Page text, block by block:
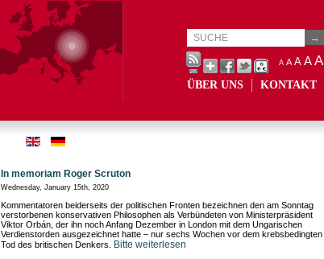
A A A AA
ÜBER UNS KONTAKT
In memoriam Roger Scruton
Wednesday, January 15th, 2020
Kommentatoren beiderseits der politischen Fronten bezeichnen den am Sonntag
verstorbenen konservativen Philosophen als Verbündeten von Ministerpräsident
Viktor Orbán, der ihn noch Anfang Dezember in London mit dem Ungarischen
Verdienstorden ausgezeichnet hatte – nur sechs Wochen vor dem krebsbedingten
Tod des britischen Denkers.
Bitte weiterlesen